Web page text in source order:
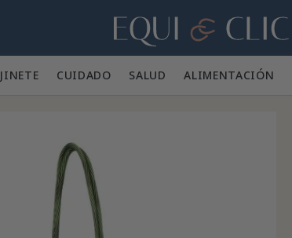
Hogar
JINETE 👕 CUIDADO 🪮 SALUD ✨ALIMENTACIÓN 🥕